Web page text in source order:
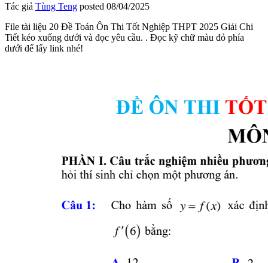
Tác giả Tùng Teng posted 08/04/2025
File tài liệu 20 Đề Toán Ôn Thi Tốt Nghiệp THPT 2025 Giải Chi
Tiết kéo xuống dưới và đọc yêu cầu. . Đọc kỹ chữ màu đỏ phía
dưới để lấy link nhé!